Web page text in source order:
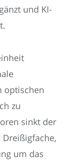
und KI-
optischen
zu
sinkt der
um das